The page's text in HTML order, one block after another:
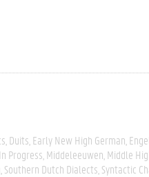
Duits Early New High German
Progress Middeleeuwen Middle
Southern Dutch Dialects Syntactic